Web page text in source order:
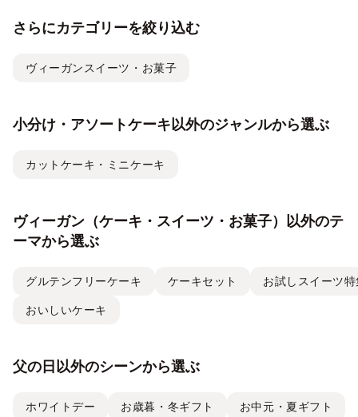
さらにカテゴリーを絞り込む
ヴィーガンスイーツ・お菓子
小分け・アソートケーキ以外のジャンルから選ぶ
カットケーキ・ミニケーキ
ヴィーガン（ケーキ・スイーツ・お菓子）以外のテ
ーマから選ぶ
グルテンフリーケーキ ケーキセット お試しスイーツ
おいしいケーキ
父の日以外のシーンから選ぶ
ホワイトデー お歳暮・冬ギフト お中元・夏ギフト